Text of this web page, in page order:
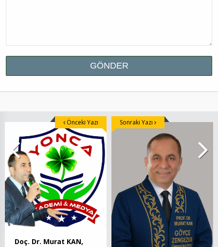
Doç. Dr. Murat KAN,
Önceki Yazı Sonraki Yazı